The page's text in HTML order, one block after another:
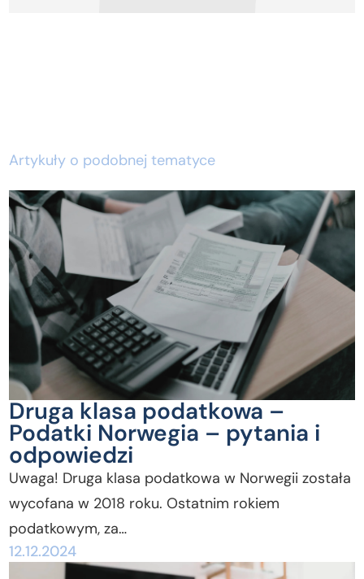
Artykuły o podobnej tematyce
Druga klasa podatkowa –
Podatki Norwegia – pytania i
odpowiedzi
Uwaga! Druga klasa podatkowa w Norwegii została
wycofana w 2018 roku. Ostatnim rokiem
podatkowym, za…
12.12.2024